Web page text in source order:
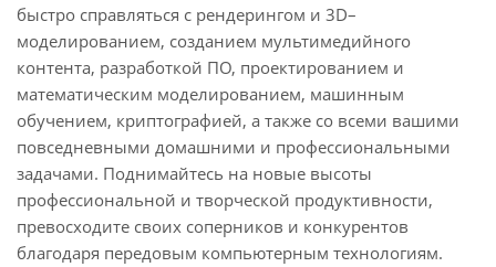
быстро справляться с рендерингом и 3D–
моделированием, созданием мультимедийного
контента, разработкой ПО, проектированием и
математическим моделированием, машинным
обучением, криптографией, а также со всеми вашими
повседневными домашними и профессиональными
задачами. Поднимайтесь на новые высоты
профессиональной и творческой продуктивности,
превосходите своих соперников и конкурентов
благодаря передовым компьютерным технологиям.